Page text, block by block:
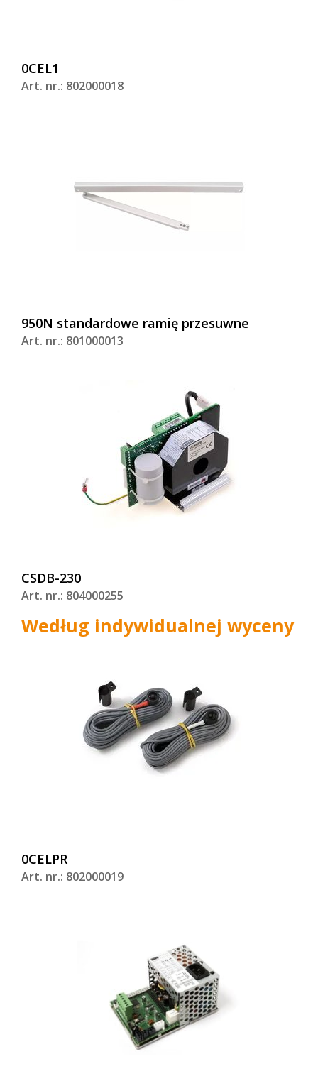
0CEL1
Art. nr.: 802000018
950N standardowe ramię przesuwne
Art. nr.: 801000013
CSDB-230
Art. nr.: 804000255
Według indywidualnej wyceny
0CELPR
Art. nr.: 802000019